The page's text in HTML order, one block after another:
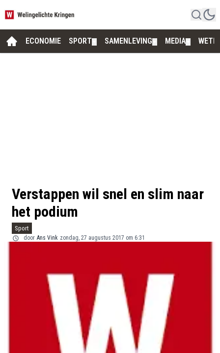
ECONOMIE SPORT SAMENLEVING MEDIA
Verstappen wil snel en slim naar
het podium
Sport
door Ans Vink zondag, 27 augustus 2017 om 6:31